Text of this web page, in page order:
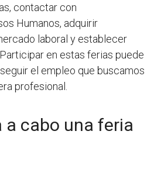
contactar con
Humanos, adquirir
laboral y establecer
en estas ferias puede
el empleo que buscamos
profesional.
a cabo una feria